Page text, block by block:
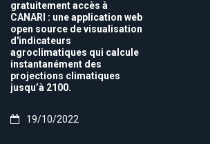
gratuitement accès à
CANARI : une application web
open source de visualisation
d'indicateurs
agroclimatiques qui calcule
instantanément des
projections climatiques
jusqu’à 2100.
19/10/2022